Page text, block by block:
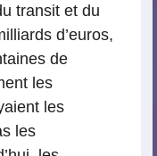
transit et du
d’euros,
de
les
les
les